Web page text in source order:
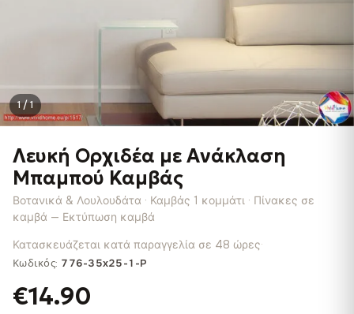
1 / 1
Λευκή Ορχιδέα με Ανάκλαση
Μπαμπού Καμβάς
Βοτανικά & Λουλουδάτα · Καμβάς 1 κομμάτι · Πίνακες σε
καμβά — Εκτύπωση καμβά
Κατασκευάζεται κατά παραγγελία σε 48 ώρες·
Κωδικός: 776-35x25-1-P
€14.90